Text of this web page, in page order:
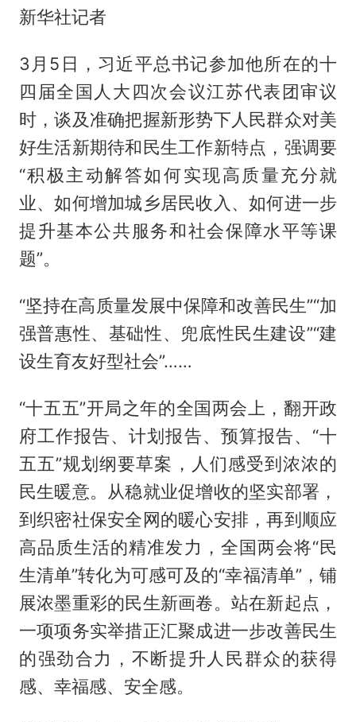
新华社记者
3月5日，习近平总书记参加他所在的十
四届全国人大四次会议江苏代表团审议
时，谈及准确把握新形势下人民群众对美
好生活新期待和民生工作新特点，强调要
“积极主动解答如何实现高质量充分就
业、如何增加城乡居民收入、如何进一步
提升基本公共服务和社会保障水平等课
题”。
“坚持在高质量发展中保障和改善民生”“加
强普惠性、基础性、兜底性民生建设”“建
设生育友好型社会”……
“十五五”开局之年的全国两会上，翻开政
府工作报告、计划报告、预算报告、“十
五五”规划纲要草案，人们感受到浓浓的
民生暖意。从稳就业促增收的坚实部署，
到织密社保安全网的暖心安排，再到顺应
高品质生活的精准发力，全国两会将“民
生清单”转化为可感可及的“幸福清单”，铺
展浓墨重彩的民生新画卷。站在新起点，
一项项务实举措正汇聚成进一步改善民生
的强劲合力，不断提升人民群众的获得
感、幸福感、安全感。